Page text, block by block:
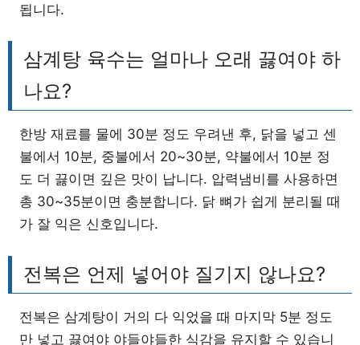
됩니다.
삼계탕 육수는 얼마나 오래 끓여야 하
나요?
한방 재료를 물에 30분 정도 우려낸 후, 닭을 넣고 센
불에서 10분, 중불에서 20~30분, 약불에서 10분 정
도 더 끓이면 깊은 맛이 납니다. 압력냄비를 사용하면
총 30~35분이면 충분합니다. 닭 뼈가 쉽게 분리될 때
가 잘 익은 신호입니다.
전복은 언제 넣어야 질기지 않나요?
전복은 삼계탕이 거의 다 익었을 때 마지막 5분 정도
만 넣고 끓여야 야들야들한 식감을 유지할 수 있습니